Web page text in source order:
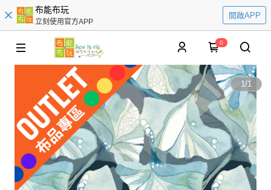
布能布玩
立刻使用官方APP
開啟APP
0
1/1